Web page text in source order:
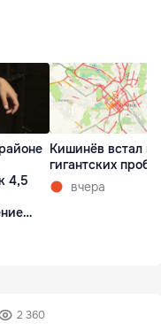
4,5
Кишинёв встал в
гигантских
вчера
2 360